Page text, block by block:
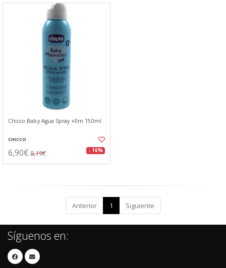
Chicco Baby Agua Spray +0m 150ml
CHICCO
6,90€ 8,19€ - 16%
Anterior 1 Siguiente
Síguenos en: